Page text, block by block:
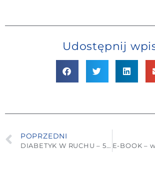
Udostępnij
POPRZEDNI
DIABETYK W RUCHU – 5 pomysłów na aktywność fizyczną jesienią